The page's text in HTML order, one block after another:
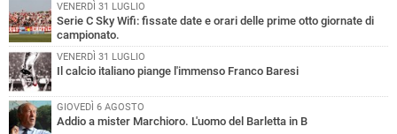
VENERDÌ 31 LUGLIO
Serie C Sky Wifi: fissate date e orari delle prime otto giornate di
campionato.
VENERDÌ 31 LUGLIO
Il calcio italiano piange l'immenso Franco Baresi
GIOVEDÌ 6 AGOSTO
Addio a mister Marchioro. L'uomo del Barletta in B